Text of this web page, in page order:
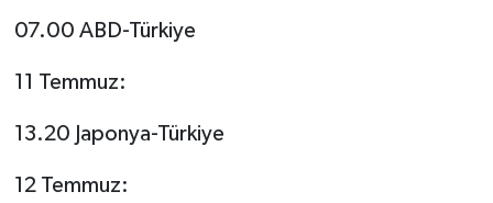
07.00 ABD-Türkiye
11 Temmuz:
13.20 Japonya-Türkiye
12 Temmuz: